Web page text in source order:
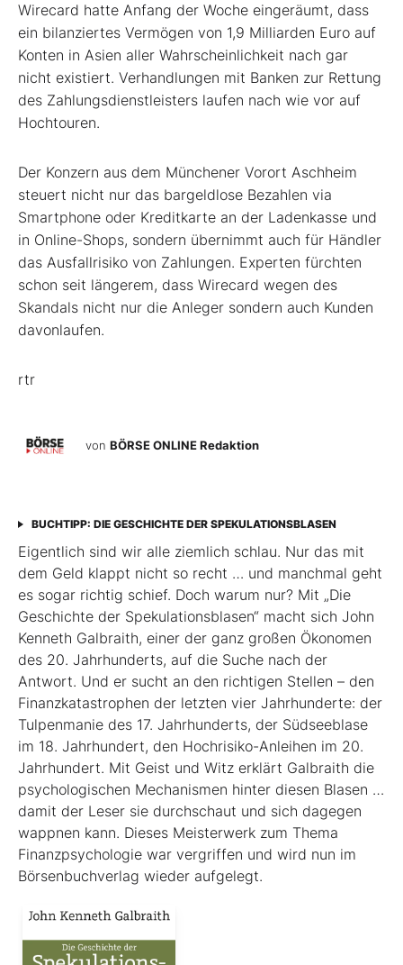
Wirecard hatte Anfang der Woche eingeräumt, dass
ein bilanziertes Vermögen von 1,9 Milliarden Euro auf
Konten in Asien aller Wahrscheinlichkeit nach gar
nicht existiert. Verhandlungen mit Banken zur Rettung
des Zahlungsdienstleisters laufen nach wie vor auf
Hochtouren.
Der Konzern aus dem Münchener Vorort Aschheim
steuert nicht nur das bargeldlose Bezahlen via
Smartphone oder Kreditkarte an der Ladenkasse und
in Online-Shops, sondern übernimmt auch für Händler
das Ausfallrisiko von Zahlungen. Experten fürchten
schon seit längerem, dass Wirecard wegen des
Skandals nicht nur die Anleger sondern auch Kunden
davonlaufen.
rtr
von BÖRSE ONLINE Redaktion
BUCHTIPP: DIE GESCHICHTE DER SPEKULATIONSBLASEN
Eigentlich sind wir alle ziemlich schlau. Nur das mit
dem Geld klappt nicht so recht … und manchmal geht
es sogar richtig schief. Doch warum nur? Mit „Die
Geschichte der Spekulationsblasen“ macht sich John
Kenneth Galbraith, einer der ganz großen Ökonomen
des 20. Jahrhunderts, auf die Suche nach der
Antwort. Und er sucht an den richtigen Stellen – den
Finanz­katas­trophen der letzten vier Jahrhunderte: der
Tulpenmanie des 17. Jahrhunderts, der Südseeblase
im 18. Jahrhundert, den Hochrisiko-Anleihen im 20.
Jahrhundert. Mit Geist und Witz erklärt Gal­braith die
psychologischen Mechanismen hinter diesen Blasen …
damit der Leser sie durchschaut und sich dagegen
wappnen kann. Dieses Meisterwerk zum Thema
Finanzpsychologie war vergriffen und wird nun im
Börsenbuchverlag wieder aufgelegt.